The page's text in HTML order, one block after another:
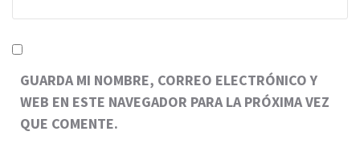
GUARDA MI NOMBRE, CORREO ELECTRÓNICO Y
WEB EN ESTE NAVEGADOR PARA LA PRÓXIMA VEZ
QUE COMENTE.